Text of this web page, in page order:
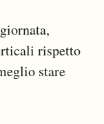
rispetto
stare